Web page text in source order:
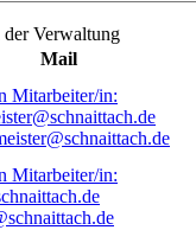
Verwaltung
Mail